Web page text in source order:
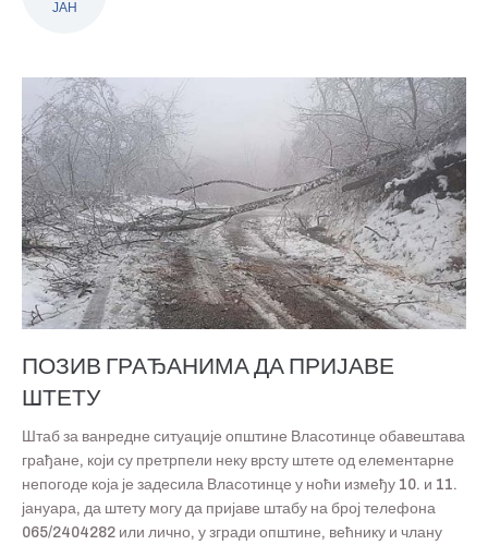
ЈАН
ПОЗИВ ГРАЂАНИМА ДА ПРИЈАВЕ
ШТЕТУ
Штаб за ванредне ситуације општине Власотинце обавештава
грађане, који су претрпели неку врсту штете од елементарне
непогоде која је задесила Власотинце у ноћи између 10. и 11.
јануара, да штету могу да пријаве штабу на број телефона
065/2404282 или лично, у згради општине, већнику и члану